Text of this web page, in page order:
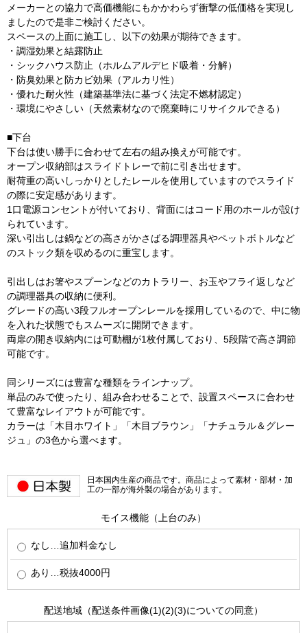
メーカーとの協力で高価機能にもかかわらず衝撃の低価格を実現し
ましたので是非ご検討ください。
スペースの上面に施工し、以下の効果が期待できます。
・調湿効果と結露防止
・シックハウス防止（ホルムアルデヒド吸着・分解）
・防臭効果と防カビ効果（アルカリ性）
・優れた耐火性（建築基準法に基づく法定不燃材認定）
・環境にやさしい（天然素材なので廃棄時にリサイクルできる）
■下台
下台は使い勝手に合わせて左右の組み換えが可能です。
オープン収納部はスライドトレーで前に引き出せます。
耐荷重の高いしっかりとしたレールを使用していますのでスライド
の際に安定感があります。
1口電源コンセントが付いており、背面にはコード用のホールが設け
られています。
深い引出しは鍋などの高さがかさばる調理器具やペットボトルなど
のストック類を収めるのに重宝します。
引出しはお箸やスプーンなどのカトラリー、お玉やフライ返しなど
の調理器具の収納に便利。
グレードの高い3段フルオープンレールを採用しているので、中に物
を入れた状態でもスムーズに開閉できます。
両扉の開き収納内には可動棚が1枚付属しており、5段階で高さ調節
可能です。
同シリーズには豊富な種類をラインナップ。
単品のみで使ったり、組み合わせることで、設置スペースに合わせ
て豊富なレイアウトが可能です。
カラーは「木目ホワイト」「木目ブラウン」「ナチュラル＆グレー
ジュ」の3色から選べます。
日本国内生産の商品です。商品によって素材・部材・加
工の一部が海外製の場合があります。
モイス機能（上台のみ）
なし…追加料金なし
あり…税抜4000円
配送地域（配送条件画像(1)(2)(3)についての同意）